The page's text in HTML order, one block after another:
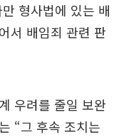
형사법에 있는 배
서 배임죄 관련 판
우려를 줄일 보완
“그 후속 조치는